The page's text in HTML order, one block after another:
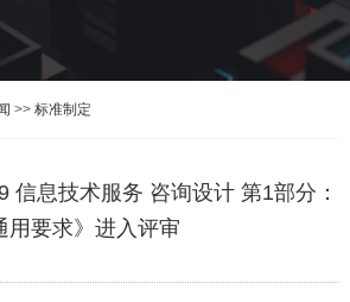
>> 标准制定
信息技术服务 咨询设计 第1部分：
用要求》进入评审